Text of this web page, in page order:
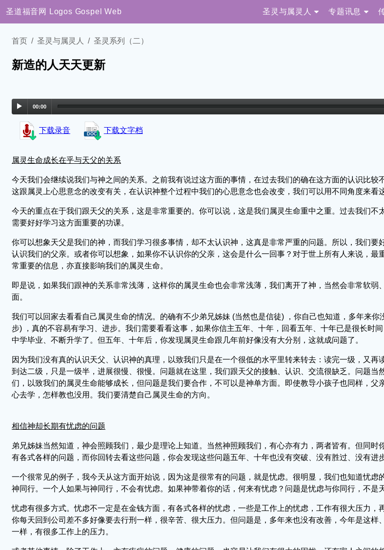
圣道福音网 Logos Gospel Web 圣灵与属灵人 专题讯息
首页 圣灵与属灵人 圣灵系列（二）
新造的人天天更新
00:00
下载录音 下载文字档
属灵生命成长在乎与天父的关系
今天我们会继续说我们与神之间的关系。之前我有说过这方面的事情，在过去我们的确在这方面的认识比较
这跟属灵上心思意念的改变有关，在认识神整个过程中我们的心思意念也会改变，我们可以用不同角度来看
今天的重点在于我们跟天父的关系，这是非常重要的。你可以说，这是我们属灵生命重中之重。过去我们不
需要好好学习这方面重要的功课。
你可以想象天父是我们的神，而我们学习很多事情，却不太认识神，这真是非常严重的问题。所以，我们要
认识我们的父亲。或者你可以想象，如果你不认识你的父亲，这会是什么一回事？对于世上所有人来说，最
常重要的信息，亦直接影响我们的属灵生命。
即是说，如果我们跟神的关系非常浅薄，这样你的属灵生命也会非常浅薄，我们离开了神，当然会非常软弱
面。
我们可以回家去看看自己属灵生命的情况。的确有不少弟兄姊妹 (当然也是信徒) ，你自己也知道，多年来你
步) ，真的不容易有学习、进步。我们需要看看这事，如果你信主五年、十年，回看五年、十年已是很长时
中学毕业、不断升学了。但五年、十年后，你发现属灵生命跟几年前好像没有大分别，这就成问题了。
因为我们没有真的认识天父、认识神的真理，以致我们只是在一个很低的水平里转来转去：读完一级，又再
到达二级，只是一级半，进展很慢、很慢。问题就在这里，我们跟天父的接触、认识、交流很缺乏。问题当
们，以致我们的属灵生命能够成长，但问题是我们要合作，不可以是神单方面。即使教导小孩子也同样，父
心去学，怎样教也没用。我们要清楚自己属灵生命的方向。
相信神却长期有忧虑的问题
弟兄姊妹当然知道，神会照顾我们，最少是理论上知道。当然神照顾我们，有心亦有力，两者皆有。但同时
有各式各样的问题，而你回转去看这些问题，你会发现这些问题五年、十年也没有突破、没有胜过、没有进
一个很常见的例子，我今天从这方面开始说，因为这是很常有的问题，就是忧虑。很明显，我们也知道忧虑
神同行。一个人如果与神同行，不会有忧虑。如果神带着你的话，何来有忧虑？问题是忧虑与你同行，不是
忧虑有很多方式。忧虑不一定是在金钱方面，有各式各样的忧虑，一些是工作上的忧虑，工作有很大压力，
你每天回到公司差不多好像要去行刑一样，很辛苦、很大压力。但问题是，多年来也没有改善，今年是这样
一样，有很多工作上的压力。